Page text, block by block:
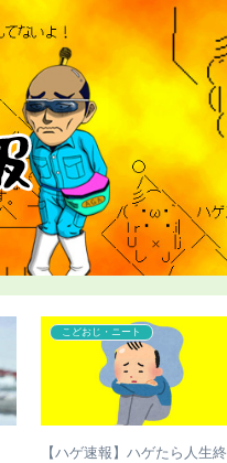
こどおじ・ニート
【チビ速報】骨延長手術のこ